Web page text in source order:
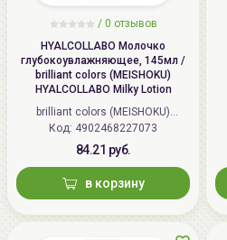
/ 0 отзывов
HYALCOLLABO Молочко
глубокоувлажняющее, 145мл /
brilliant colors (MEISHOKU)
HYALCOLLABO Milky Lotion
brilliant colors (MEISHOKU)
(Япония)
Код: 4902468227073
84.21 руб.
в корзину